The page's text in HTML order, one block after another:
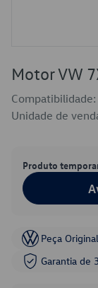
Motor VW
Compatibilidade:
Unidade de
Produto
Peça
Garantia de